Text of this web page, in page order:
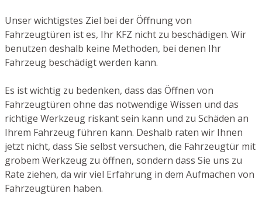
Unser wichtigstes Ziel bei der Öffnung von
Fahrzeugtüren ist es, Ihr KFZ nicht zu beschädigen. Wir
benutzen deshalb keine Methoden, bei denen Ihr
Fahrzeug beschädigt werden kann.
Es ist wichtig zu bedenken, dass das Öffnen von
Fahrzeugtüren ohne das notwendige Wissen und das
richtige Werkzeug riskant sein kann und zu Schäden an
Ihrem Fahrzeug führen kann. Deshalb raten wir Ihnen
jetzt nicht, dass Sie selbst versuchen, die Fahrzeugtür mit
grobem Werkzeug zu öffnen, sondern dass Sie uns zu
Rate ziehen, da wir viel Erfahrung in dem Aufmachen von
Fahrzeugtüren haben.